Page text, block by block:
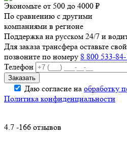
Экономьте от 500 до 4000 ₽
По сравнению с другими
компаниями в регионе
Поддержка на русском 24/7 и
Для заказа трансфера оставьте
позвоните по номеру 8 800 533-
Телефон
Даю согласие на обработку
Политика конфиденциальности
4.7 -166 отзывов